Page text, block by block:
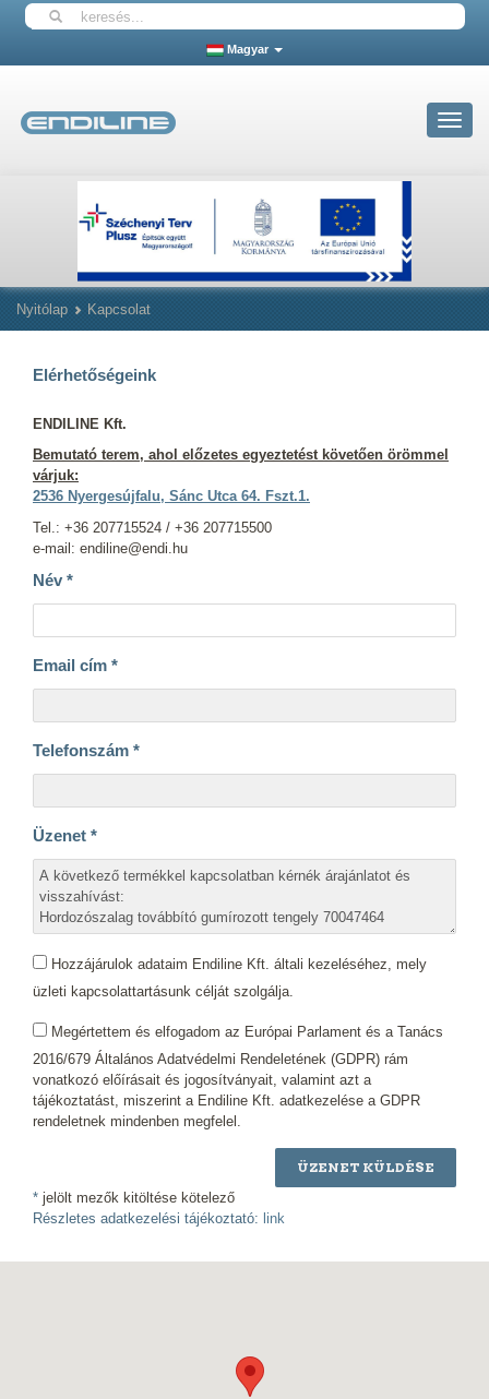
Magyar
Toggle
Nyitólap Kapcsolat
Elérhetőségeink
ENDILINE Kft.
Bemutató terem, ahol előzetes egyeztetést követően örömmel
várjuk:
2536 Nyergesújfalu, Sánc Utca 64. Fszt.1.
Tel.: +36 207715524 / +36 207715500
e-mail: endiline@endi.hu
Név *
Email cím *
Telefonszám *
Üzenet *
Hozzájárulok adataim Endiline Kft. általi kezeléséhez, mely
üzleti kapcsolattartásunk célját szolgálja.
Megértettem és elfogadom az Európai Parlament és a Tanács
2016/679 Általános Adatvédelmi Rendeletének (GDPR) rám
vonatkozó előírásait és jogosítványait, valamint azt a
tájékoztatást, miszerint a Endiline Kft. adatkezelése a GDPR
rendeletnek mindenben megfelel.
ÜZENET KÜLDÉSE
* jelölt mezők kitöltése kötelező
Részletes adatkezelési tájékoztató: link